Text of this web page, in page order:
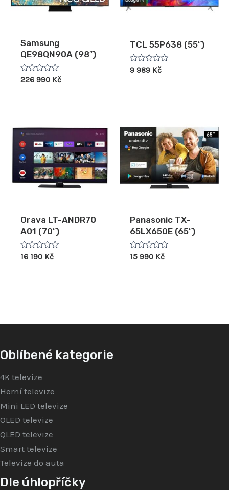
Samsung
QE98QN90A (98″)
Hodnocení
226 990 Kč
TCL 55P638 (55″)
Hodnocení
9 989 Kč
Orava LT-ANDR70
A01 (70″)
Hodnocení
16 190 Kč
Panasonic TX-
65LX650E (65″)
Hodnocení
15 990 Kč
Oblíbené kategorie
4K televize
Herní televize
Mini LED televize
OLED televize
QLED televize
Smart televize
Televize do auta
Dle úhlopříčky